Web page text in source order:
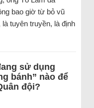
bao giờ từ bỏ vũ
tuyên truyền, là định
sử dụng
bánh” nào để
đội?